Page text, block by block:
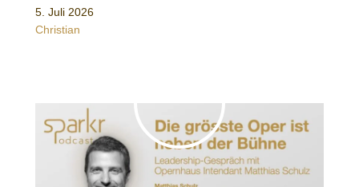
5. Juli 2026
Christian